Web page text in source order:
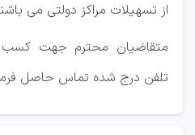
از تسهیلات مراکز دولتی می
متقاضیان محترم جهت کسب
تلفن درج شده تماس حاصل